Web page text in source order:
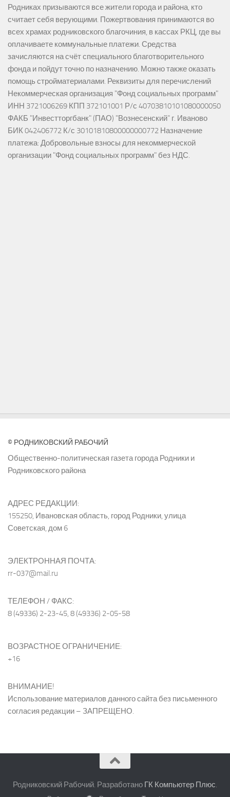
Родниках призываются все жители города и района, кто
считает себя верующими. Пожертвования принимаются во
всех храмах родниковского благочиния, в кассах РКЦ, где вы
оплачиваете коммунальные платежи. Средства
зачисляются на счёт специального благотворительного
фонда и пойдут точно по назначению. Можно также оказать
помощь стройматериалами. Реквизиты для перечислений
Некоммерческая организация "Фонд социальных программ"
ИНН 3721006269 КПП 372101001 Р/с 40703810101080000050
ФАКБ "Инвестторгбанк" (ПАО) "Вознесенский" г. Иваново
БИК 042406772 К/с 30101810800000000772 Назначение
платежа: Добровольные взносы для некоммерческой
организации "Фонд социальных программ" без НДС.
© РОДНИКОВСКИЙ РАБОЧИЙ
Общественно-политическая газета города Родники и
Родниковского района
АДРЕС РЕДАКЦИИ:
155250, Ивановская область, город Родники, улица
Советская, дом 6
ЭЛЕКТРОННАЯ ПОЧТА:
rr-037@mail.ru
ТЕЛЕФОН / ФАКС:
8 (49336) 2-23-45, 8 (49336) 2-05-58
ВОЗРАСТНОЕ ОГРАНИЧЕНИЕ:
+16
ВНИМАНИЕ!
Использование материалов данного сайта без письменного
согласия редакции – ЗАПРЕЩЕНО.
Родниковский Рабочий. Разработано ГК Компьютер Плюс.